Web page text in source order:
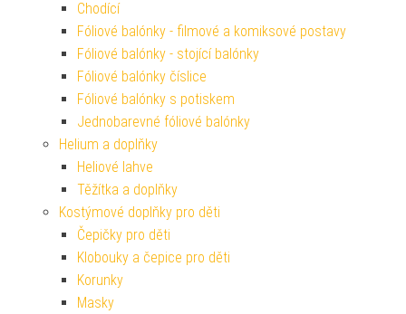
Chodící
Fóliové balónky - filmové a komiksové postavy
Fóliové balónky - stojící balónky
Fóliové balónky číslice
Fóliové balónky s potiskem
Jednobarevné fóliové balónky
Helium a doplňky
Heliové lahve
Těžítka a doplňky
Kostýmové doplňky pro děti
Čepičky pro děti
Klobouky a čepice pro děti
Korunky
Masky